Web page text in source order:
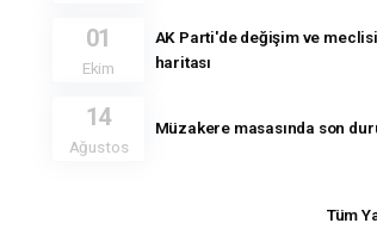
01
Ekim
AK Parti'de değişim ve
haritası
14
Ağustos
Müzakere masasında son
Tüm